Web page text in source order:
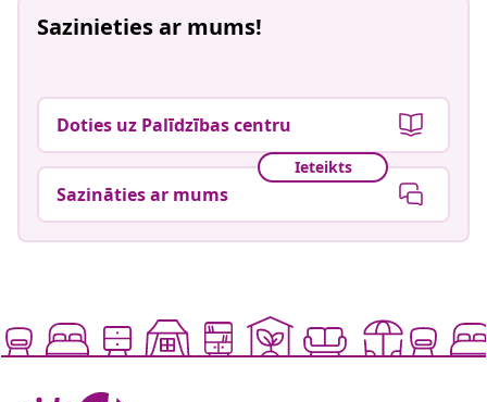
Sazinieties ar mums!
Doties uz Palīdzības centru
Ieteikts
Sazināties ar mums